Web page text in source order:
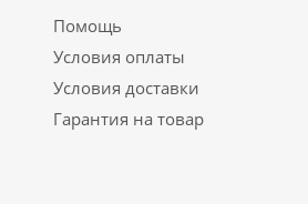
Помощь
Условия оплаты
Условия доставки
Гарантия на товар